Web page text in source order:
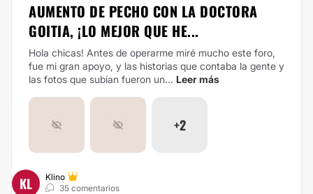
AUMENTO DE PECHO CON LA DOCTORA
GOITIA, ¡LO MEJOR QUE HE...
Hola chicas! Antes de operarme miré mucho este foro,
fue mi gran apoyo, y las historias que contaba la gente y
las fotos que subían fueron un... Leer más
+2
KL
Klino
35 comentarios